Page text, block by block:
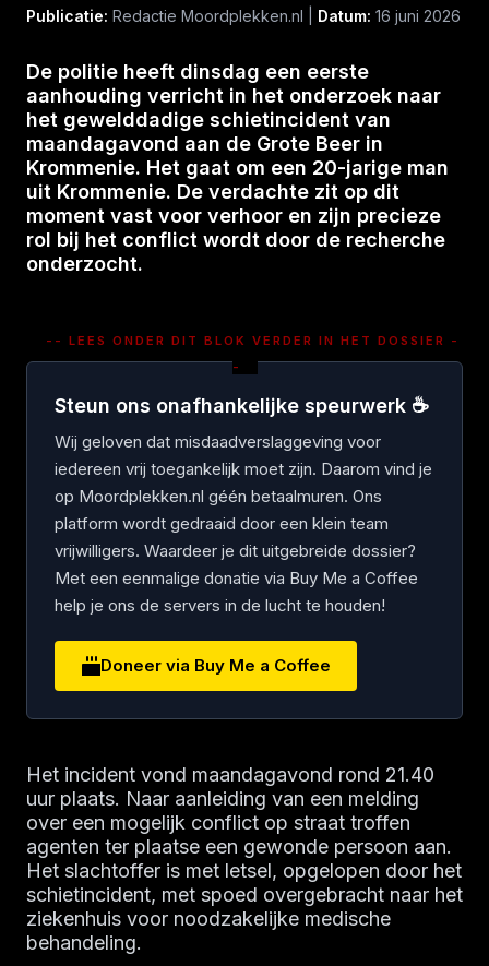
Publicatie: Redactie Moordplekken.nl | Datum: 16 juni 2026
De politie heeft dinsdag een eerste
aanhouding verricht in het onderzoek naar
het gewelddadige schietincident van
maandagavond aan de Grote Beer in
Krommenie. Het gaat om een 20-jarige man
uit Krommenie. De verdachte zit op dit
moment vast voor verhoor en zijn precieze
rol bij het conflict wordt door de recherche
onderzocht.
-- LEES ONDER DIT BLOK VERDER IN HET DOSSIER -
-
Steun ons onafhankelijke speurwerk ☕
Wij geloven dat misdaadverslaggeving voor
iedereen vrij toegankelijk moet zijn. Daarom vind je
op Moordplekken.nl géén betaalmuren. Ons
platform wordt gedraaid door een klein team
vrijwilligers. Waardeer je dit uitgebreide dossier?
Met een eenmalige donatie via Buy Me a Coffee
help je ons de servers in de lucht te houden!
Doneer via Buy Me a Coffee
Het incident vond maandagavond rond 21.40
uur plaats. Naar aanleiding van een melding
over een mogelijk conflict op straat troffen
agenten ter plaatse een gewonde persoon aan.
Het slachtoffer is met letsel, opgelopen door het
schietincident, met spoed overgebracht naar het
ziekenhuis voor noodzakelijke medische
behandeling.